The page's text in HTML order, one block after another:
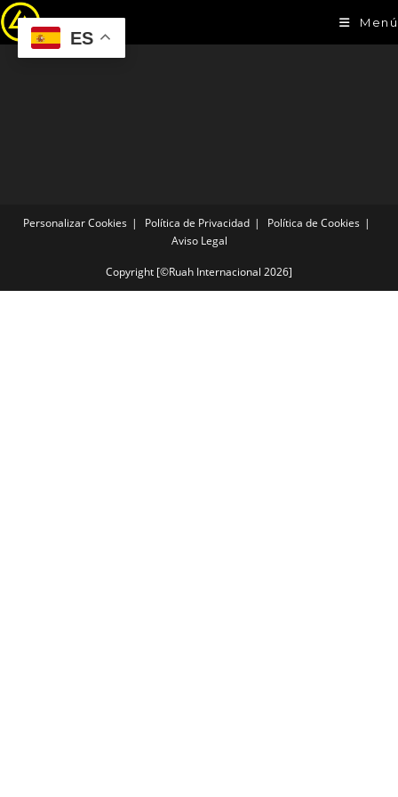
Menú
Personalizar Cookies Política de Privacidad
Política de Cookies
Aviso Legal
Copyright [©Ruah Internacional 2026]
ES